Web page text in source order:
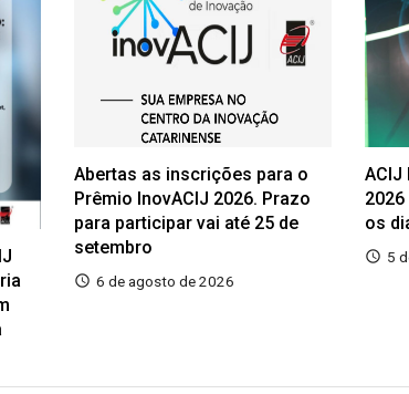
Abertas as inscrições para o
Prêmio InovACIJ 2026. Prazo
para participar vai até 25 de
setembro
6 de agosto de 2026
ACIJ
os
5